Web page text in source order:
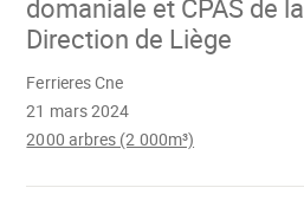
domaniale et CPAS de la
Direction de Liège
21 mars 2024
Ferrieres Cne
2000 arbres (2 000m³)
Aller